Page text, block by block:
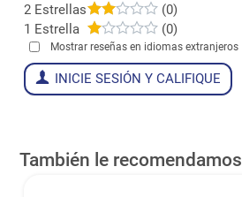
2 Estrellas
(0)
1 Estrella
(0)
Mostrar reseñas en idiomas extranjeros
INICIE SESIÓN Y CALIFIQUE
También le recomendamos